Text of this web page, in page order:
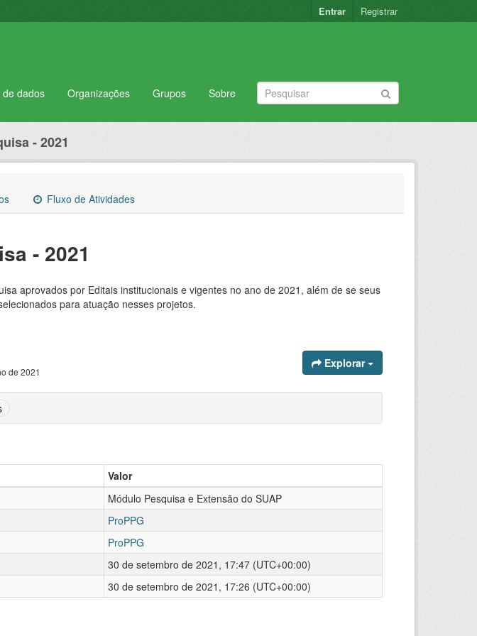
Entrar Registrar
dados Organizações Grupos Sobre
- 2021
Fluxo de Atividades
- 2021
aprovados por Editais institucionais e vigentes no ano de 2021, além de se seus
para atuação nesses projetos.
de 2021
Explorar
Valor
Módulo Pesquisa e Extensão do SUAP
ProPPG
ProPPG
30 de setembro de 2021, 17:47 (UTC+00:00)
30 de setembro de 2021, 17:26 (UTC+00:00)